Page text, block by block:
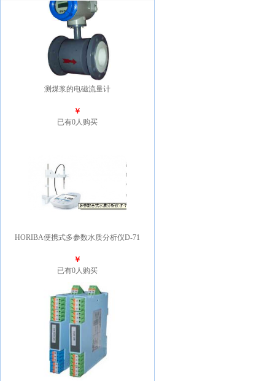
测煤浆的电磁流量计
￥
已有0人购买
HORIBA便携式多参数水质分析仪D-71
￥
已有0人购买